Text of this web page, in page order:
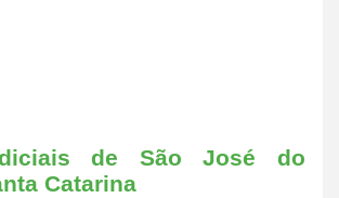
de São José do
Catarina